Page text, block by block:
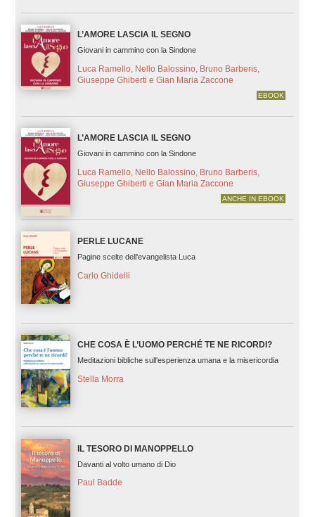
L’AMORE LASCIA IL SEGNO
Giovani in cammino con la Sindone
Luca Ramello, Nello Balossino, Bruno Barberis,
Giuseppe Ghiberti e Gian Maria Zaccone
EBOOK
L’AMORE LASCIA IL SEGNO
Giovani in cammino con la Sindone
Luca Ramello, Nello Balossino, Bruno Barberis,
Giuseppe Ghiberti e Gian Maria Zaccone
ANCHE IN EBOOK
PERLE LUCANE
Pagine scelte dell'evangelista Luca
Carlo Ghidelli
CHE COSA È L’UOMO PERCHÉ TE NE RICORDI?
Meditazioni bibliche sull'esperienza umana e la misericordia
Stella Morra
IL TESORO DI MANOPPELLO
Davanti al volto umano di Dio
Paul Badde